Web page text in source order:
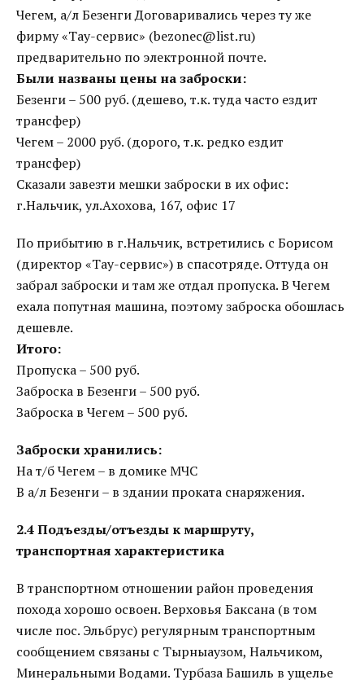
Чегем, а/л Безенги Договаривались через ту же
фирму «Тау-сервис» (bezonec@list.ru)
предварительно по электронной почте.
Были названы цены на заброски:
Безенги – 500 руб. (дешево, т.к. туда часто ездит
трансфер)
Чегем – 2000 руб. (дорого, т.к. редко ездит
трансфер)
Сказали завезти мешки заброски в их офис:
г.Нальчик, ул.Ахохова, 167, офис 17
По прибытию в г.Нальчик, встретились с Борисом
(директор «Тау-сервис») в спасотряде. Оттуда он
забрал заброски и там же отдал пропуска. В Чегем
ехала попутная машина, поэтому заброска обошлась
дешевле.
Итого:
Пропуска – 500 руб.
Заброска в Безенги – 500 руб.
Заброска в Чегем – 500 руб.
Заброски хранились:
На т/б Чегем – в домике МЧС
В а/л Безенги – в здании проката снаряжения.
2.4 Подъезды/отъезды к маршруту,
транспортная характеристика
В транспортном отношении район проведения
похода хорошо освоен. Верховья Баксана (в том
числе пос. Эльбрус) регулярным транспортным
сообщением связаны с Тырныаузом, Нальчиком,
Минеральными Водами. Турбаза Башиль в ущелье